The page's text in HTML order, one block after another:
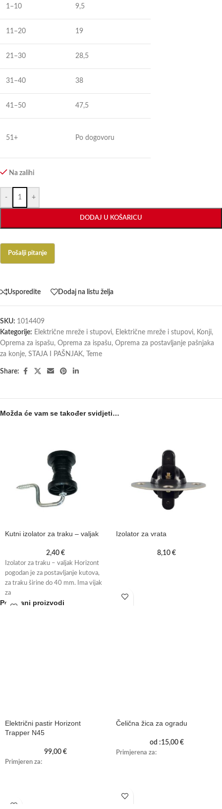
1–10 9,5
11–20 19
21–30 28,5
31–40 38
41–50 47,5
51+ Po dogovoru
Na zalihi
- +
DODAJ U KOŠARICU
Usporedite Dodaj na listu želja
SKU: 1014409
Kategorije: Električne mreže i stupovi, Električne mreže i stupovi, Konji,
Oprema za ispašu, Oprema za ispašu, Oprema za postavljanje pašnjaka
za konje, STAJA I PAŠNJAK, Teme
Share:
Možda će vam se također svidjeti…
Kutni izolator za traku – valjak
2,40 €
Izolator za traku – valjak Horizont
pogodan je za postavljanje kutova,
za traku širine do 40 mm. Ima vijak
za
Izolator za vrata
8,10 €
Povezani proizvodi
Električni pastir Horizont
Trapper N45
99,00 €
Primjeren za:
Čelična žica za ogradu
od :15,00 €
Primjerena za: